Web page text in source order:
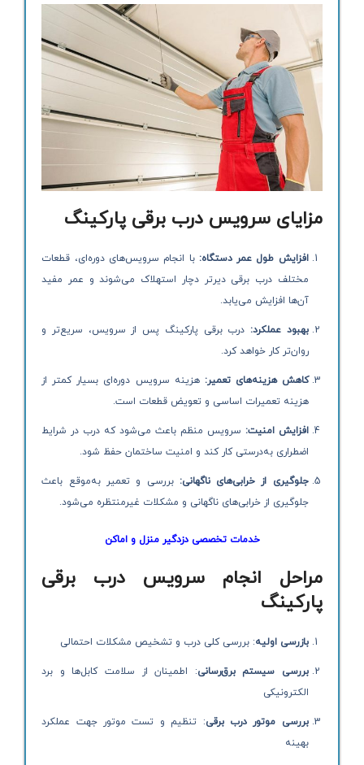
مزایای سرویس درب برقی پارکینگ
افزایش طول عمر دستگاه: با انجام سرویس‌های دوره‌ای، قطعات
مختلف درب برقی دیرتر دچار استهلاک می‌شوند و عمر مفید
آن‌ها افزایش می‌یابد.
بهبود عملکرد: درب برقی پارکینگ پس از سرویس، سریع‌تر و
روان‌تر کار خواهد کرد.
کاهش هزینه‌های تعمیر: هزینه سرویس دوره‌ای بسیار کمتر از
هزینه تعمیرات اساسی و تعویض قطعات است.
افزایش امنیت: سرویس منظم باعث می‌شود که درب در شرایط
اضطراری به‌درستی کار کند و امنیت ساختمان حفظ شود.
جلوگیری از خرابی‌های ناگهانی: بررسی و تعمیر به‌موقع باعث
جلوگیری از خرابی‌های ناگهانی و مشکلات غیرمنتظره می‌شود.
خدمات تخصصی دزدگیر منزل و اماکن
مراحل انجام سرویس درب برقی
پارکینگ
بازرسی اولیه: بررسی کلی درب و تشخیص مشکلات احتمالی
بررسی سیستم برق‌رسانی: اطمینان از سلامت کابل‌ها و برد
الکترونیکی
بررسی موتور درب برقی: تنظیم و تست موتور جهت عملکرد
بهینه